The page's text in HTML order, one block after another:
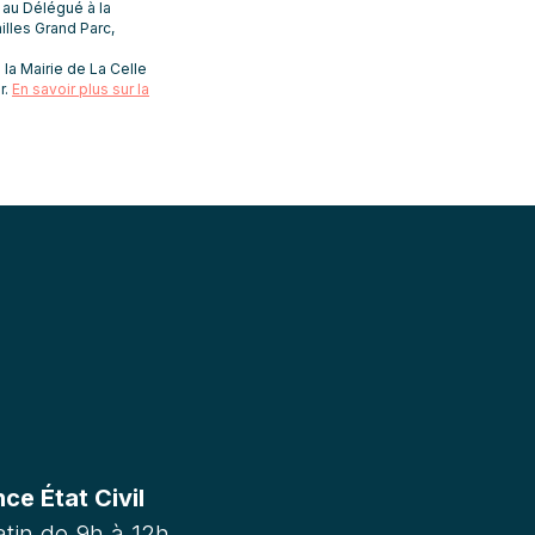
Délégué à la
Grand Parc,
Mairie de La Celle
En savoir plus sur la
État Civil